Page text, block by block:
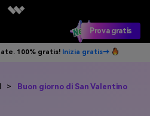
Prova gratis
100% gratis! Inizia gratis→
>
Buon giorno di San Valentino